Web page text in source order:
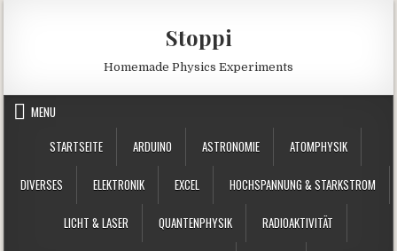
Stoppi
Homemade Physics Experiments
MENU
STARTSEITE
ARDUINO ASTRONOMIE ATOMPHYSIK
DIVERSES ELEKTRONIK EXCEL HOCHSPANNUNG & STARKSTROM
LICHT & LASER QUANTENPHYSIK RADIOAKTIVITÄT